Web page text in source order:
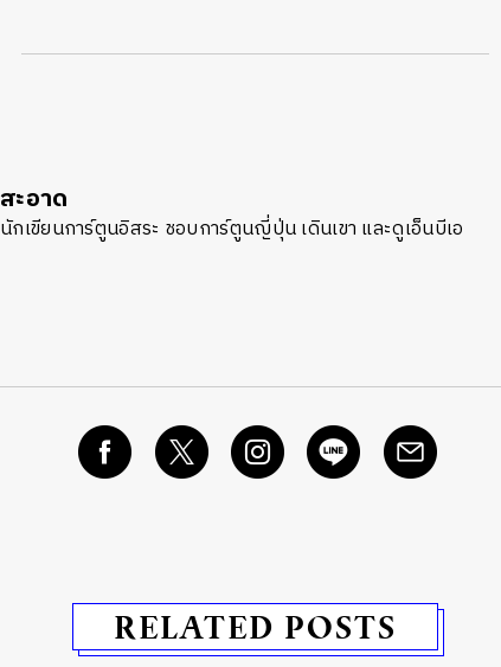
สะอาด
นักเขียนการ์ตูนอิสระ ชอบการ์ตูนญี่ปุ่น เดินเขา และดูเอ็นบีเอ
RELATED POSTS